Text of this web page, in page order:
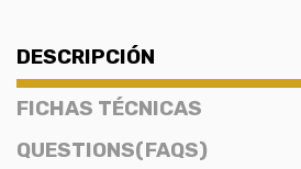
DESCRIPCIÓN
FICHAS TÉCNICAS
QUESTIONS(FAQS)